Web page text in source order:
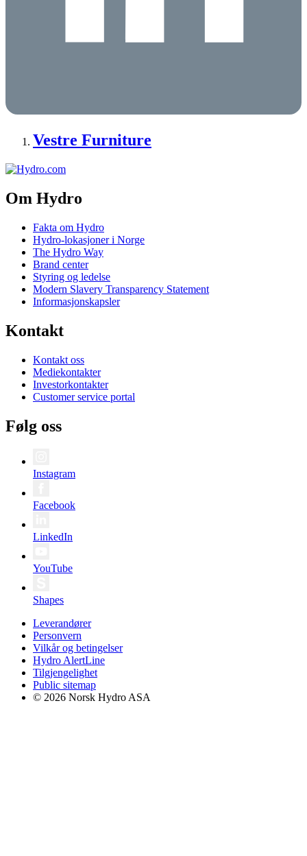
Vestre Furniture
Om Hydro
Fakta om Hydro
Hydro-lokasjoner i Norge
The Hydro Way
Brand center
Styring og ledelse
Modern Slavery Transparency Statement
Informasjonskapsler
Kontakt
Kontakt oss
Mediekontakter
Investorkontakter
Customer service portal
Følg oss
Instagram
Facebook
LinkedIn
YouTube
Shapes
Leverandører
Personvern
Vilkår og betingelser
Hydro AlertLine
Tilgjengelighet
Public sitemap
© 2026 Norsk Hydro ASA